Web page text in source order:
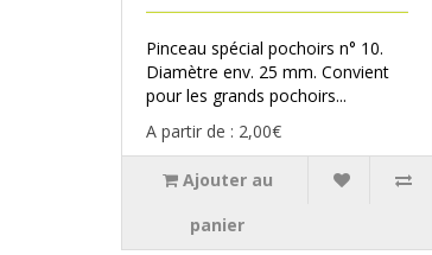
Pinceau spécial pochoirs n° 10.
Diamètre env. 25 mm. Convient
pour les grands pochoirs...
A partir de : 2,00€
Ajouter au
panier